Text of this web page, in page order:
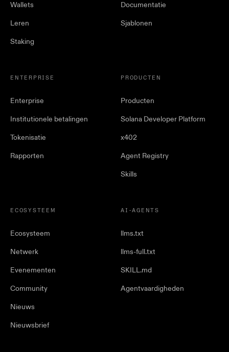
Wallets
Leren
Staking
Documentatie
Sjablonen
ENTERPRISE
Enterprise
Institutionele betalingen
Tokenisatie
Rapporten
PRODUCTEN
Producten
Solana Developer Platform
x402
Agent Registry
Skills
ECOSYSTEEM
Ecosysteem
Netwerk
Evenementen
Community
Nieuws
Nieuwsbrief
AI-AGENTS
llms.txt
llms-full.txt
SKILL.md
Agentvaardigheden